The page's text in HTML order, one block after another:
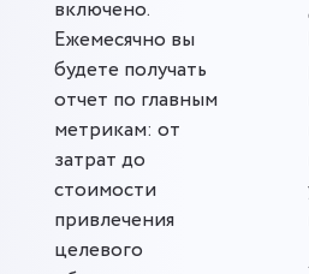
включено.
Ежемесячно вы
будете получать
отчет по главным
метрикам: от
затрат до
стоимости
привлечения
целевого